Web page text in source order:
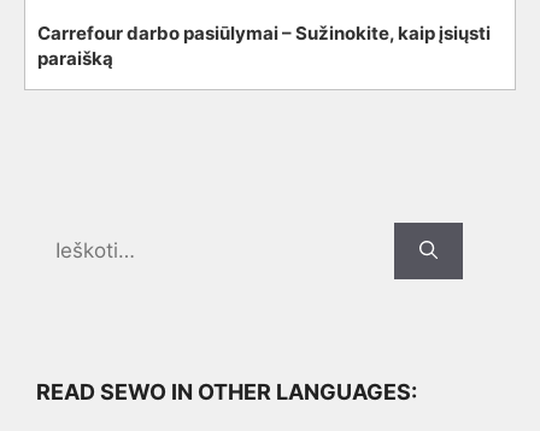
Carrefour darbo pasiūlymai – Sužinokite, kaip įsiųsti
paraišką
for:
READ SEWO IN OTHER LANGUAGES: